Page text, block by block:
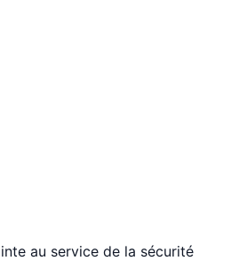
au service de la sécurité